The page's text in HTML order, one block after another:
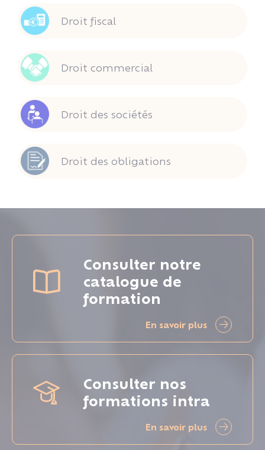
Droit fiscal
Droit commercial
Droit des sociétés
Droit des obligations
Consulter notre
catalogue de
formation
En savoir plus
Consulter nos
formations intra
En savoir plus